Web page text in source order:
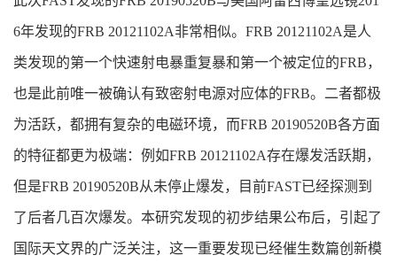
6年发现的FRB 20121102A非常相似。FRB 20121102A是人
类发现的第一个快速射电暴重复暴和第一个被定位的FRB，
也是此前唯一被确认有致密射电源对应体的FRB。二者都极
为活跃，都拥有复杂的电磁环境，而FRB 20190520B各方面
的特征都更为极端：例如FRB 20121102A存在爆发活跃期，
但是FRB 20190520B从未停止爆发，目前FAST已经探测到
了后者几百次爆发。本研究发现的初步结果公布后，引起了
国际天文界的广泛关注，这一重要发现已经催生数篇创新模